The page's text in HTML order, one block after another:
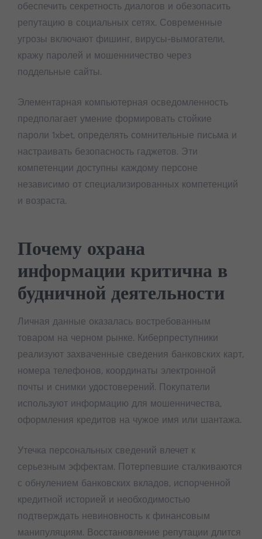
обеспечить секретность диалогов и обезопасить
репутацию в социальных сетях. Современные
угрозы включают фишинг, вирусы-вымогатели,
кражу паролей и мошенничество через
поддельные сайты.
Элементарная компьютерная осведомленность
предполагает умение формировать стойкие
пароли 1xbet, определять сомнительные письма и
настраивать безопасность гаджетов. Эти
компетенции доступны каждому персоне
независимо от специализированных компетенций
и возраста.
Почему охрана
информации критична в
будничной деятельности
Личная данные оказалась востребованным
товаром на черном рынке. Киберпреступники
реализуют захваченные сведения банковских карт,
номера телефонов, координаты электронной
почты и снимки удостоверений. Покупатели
используют информацию для мошенничества,
оформления кредитов на чужое имя или шантажа.
Утечка персональных сведений влечет к
серьезным эффектам. Потерпевшие сталкиваются
с обнулением банковских вкладов, испорченной
кредитной историей и необходимостью
подтверждать невиновность к финансовым
манипуляциям. Восстановление репутации длится